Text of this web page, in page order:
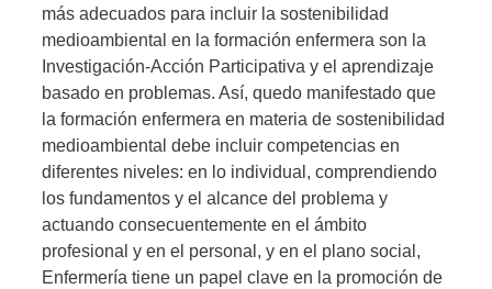
más adecuados para incluir la sostenibilidad
medioambiental en la formación enfermera son la
Investigación-Acción Participativa y el aprendizaje
basado en problemas. Así, quedo manifestado que
la formación enfermera en materia de sostenibilidad
medioambiental debe incluir competencias en
diferentes niveles: en lo individual, comprendiendo
los fundamentos y el alcance del problema y
actuando consecuentemente en el ámbito
profesional y en el personal, y en el plano social,
Enfermería tiene un papel clave en la promoción de